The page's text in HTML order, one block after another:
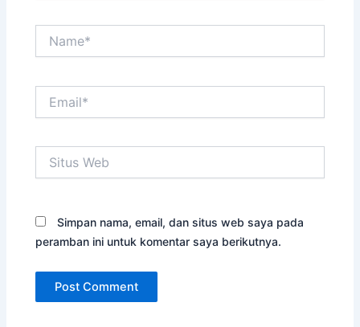
Web
Simpan nama, email, dan situs web saya pada
peramban ini untuk komentar saya berikutnya.